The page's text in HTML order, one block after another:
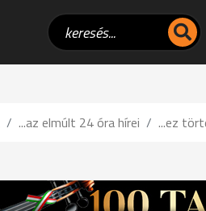
...az elmúlt 24 óra hírei ...ez